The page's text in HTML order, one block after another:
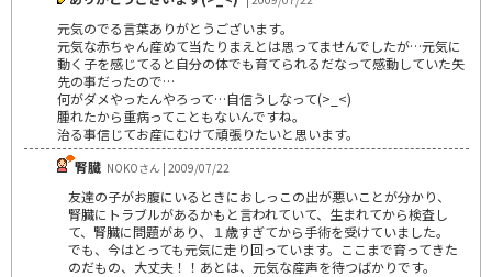
元気のでる言葉ありがとうございます。
元気な赤ちゃん産めて当たりまえとは思ってませんでしたが…元気に
動く子を感じてると自分の体でも育てられるだなって感動していた矢
先の事だったので…
何がダメやったんやろって…自信うしなって(>_<)
腫れたから重病ってこともないんですね。
治る事信じてお産にむけて頑張りたいと思います。
腎臓 NOKOさん | 2009/07/22
友達の子がお腹にいるときにおしっこの出が悪いことが分かり、
腎臓にトラブルがあるかもと言われていて、生まれてから検査し
て、腎臓に問題があり、１歳すぎてから手術を受けていました。
でも、今はとっても元気に走り回っています。ここまで育ってきた
のだもの、大丈夫！！あとは、元気な産声を待つばかりです。